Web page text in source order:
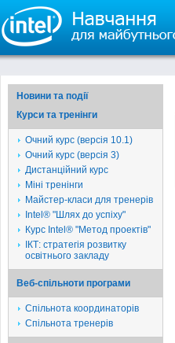
Новини та події
Курси та тренінги
Очний курс (версія 10.1)
Очний курс (версія 3)
Дистанційний курс
Міні тренінги
Майстер-класи для тренерів
Intel® "Шлях до успіху"
Курс Intel® "Метод проектів"
ІКТ: стратегія розвитку
освітнього закладу
Веб-спільноти програми
Спільнота координаторів
Спільнота тренерів